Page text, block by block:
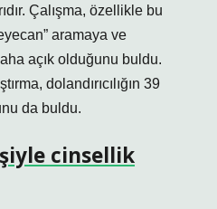
Çalışma, özellikle bu
aramaya ve
açık olduğunu buldu.
dolandırıcılığın 39
da buldu.
cinsellik